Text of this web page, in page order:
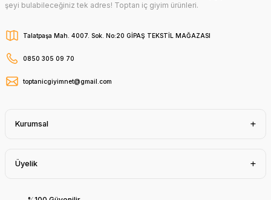
şeyi bulabileceğiniz tek adres! Toptan iç giyim ürünleri.
Talatpaşa Mah. 4007. Sok. No:20 GİPAŞ TEKSTİL MAĞAZASI
0850 305 09 70
toptanicgiyimnet@gmail.com
Kurumsal
Üyelik